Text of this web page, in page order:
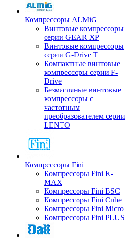
Компрессоры ALMiG
Винтовые компрессоры
серии GEAR XP
Винтовые компрессоры
серии G-Drive T
Компактные винтовые
компрессоры серии F-
Drive
Безмасляные винтовые
компрессоры с
частотным
преобразователем серии
LENTO
Компрессоры Fini
Компрессоры Fini K-
MAX
Компрессоры Fini BSC
Компрессоры Fini Cube
Компрессоры Fini Micro
Компрессоры Fini PLUS